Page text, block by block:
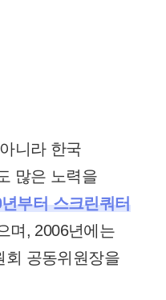
니라 한국
많은 노력을
부터 스크린쿼터
며, 2006년에는
회 공동위원장을